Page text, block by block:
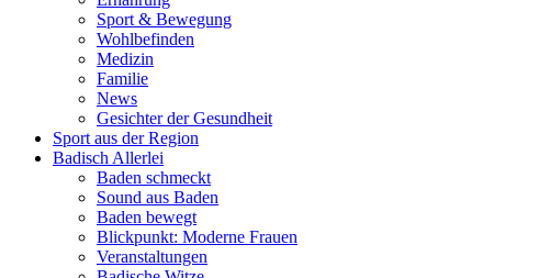
Sport & Bewegung
Wohlbefinden
Medizin
Familie
News
Gesichter der Gesundheit
Sport aus der Region
Badisch Allerlei
Baden schmeckt
Sound aus Baden
Baden bewegt
Blickpunkt: Moderne Frauen
Veranstaltungen